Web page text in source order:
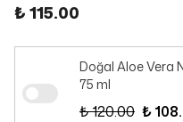
₺ 115.00
Doğal Aloe Vera
75 ml
₺ 120.00 ₺